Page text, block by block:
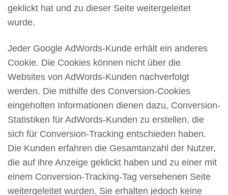
geklickt hat und zu dieser Seite weitergeleitet
wurde.
Jeder Google AdWords-Kunde erhält ein anderes
Cookie. Die Cookies können nicht über die
Websites von AdWords-Kunden nachverfolgt
werden. Die mithilfe des Conversion-Cookies
eingeholten Informationen dienen dazu, Conversion-
Statistiken für AdWords-Kunden zu erstellen, die
sich für Conversion-Tracking entschieden haben.
Die Kunden erfahren die Gesamtanzahl der Nutzer,
die auf ihre Anzeige geklickt haben und zu einer mit
einem Conversion-Tracking-Tag versehenen Seite
weitergeleitet wurden. Sie erhalten jedoch keine